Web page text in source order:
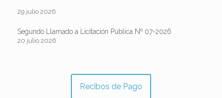
29 julio 2026
Segundo Llamado a Licitación Pública Nº 07-2026
20 julio 2026
Recibos de Pago